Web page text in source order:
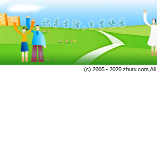
(c) 2005 - 2020